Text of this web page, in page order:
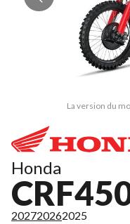
La version du
Honda
202720262025